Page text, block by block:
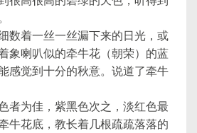
数着一丝一丝漏下来的日光，或
象喇叭似的牵牛花（朝荣）的蓝
感觉到十分的秋意。说道了牵牛
者为佳，紫黑色次之，淡红色最
牛花底，教长着几根疏疏落落的